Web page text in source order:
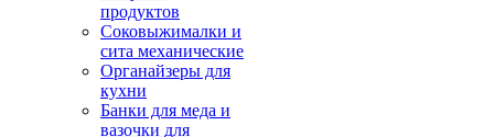
продуктов
Соковыжималки и
сита механические
Органайзеры для
кухни
Банки для меда и
вазочки для